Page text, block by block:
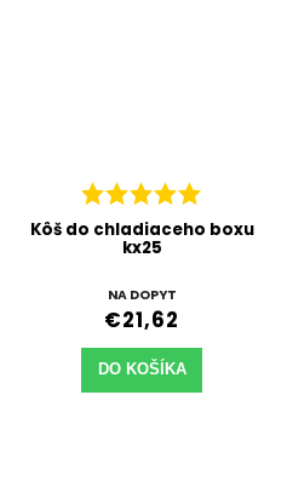
Kôš do chladiaceho boxu
kx25
NA DOPYT
€21,62
DO KOŠÍKA